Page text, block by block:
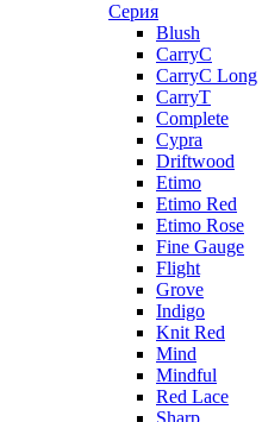
Серия
Blush
CarryC
CarryC Long
CarryT
Complete
Cypra
Driftwood
Etimo
Etimo Red
Etimo Rose
Fine Gauge
Flight
Grove
Indigo
Knit Red
Mind
Mindful
Red Lace
Sharp